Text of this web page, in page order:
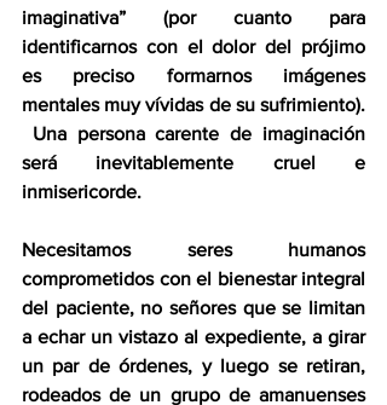
imaginativa” (por cuanto para
identificarnos con el dolor del prójimo
es preciso formarnos imágenes
mentales muy vívidas de su sufrimiento).
Una persona carente de imaginación
será inevitablemente cruel e
inmisericorde.
Necesitamos seres humanos
comprometidos con el bienestar integral
del paciente, no señores que se limitan
a echar un vistazo al expediente, a girar
un par de órdenes, y luego se retiran,
rodeados de un grupo de amanuenses